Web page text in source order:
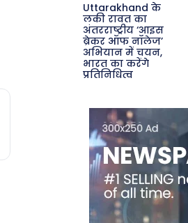
Uttarakhand के
लकी रावत का
अंतरराष्ट्रीय ‘आइस
ब्रेकर ऑफ नॉलेज’
अभियान में चयन,
भारत का करेंगे
प्रतिनिधित्व